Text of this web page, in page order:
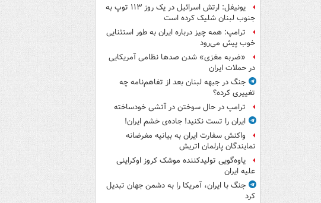
یونیفل: ارتش اسرائیل در یک روز ۱۱۳ توپ به
جنوب لبنان شلیک کرده است
ترامپ: همه چیز درباره ایران به طور استثنایی
خوب پیش می‌رود
«ضربه مغزی» شدن صدها نظامی آمریکایی
در حملات ایران
جنگ در جبهه لبنان بعد از تفاهم‌نامه چه
تغییری کرده؟
ترامپ در حال سوختن در آتشی خودساخته
ایران را تست نکنید! جاده‌ی خشم ایران!
واکنش سفارت ایران به بیانیه مغرضانه
نمایندگان پارلمان اتریش
یاوه‌گویی تولیدکننده موشک کروز اوکراینی
علیه ایران
جنگ با ایران، آمریکا را به دشمن جهان تبدیل
کرد